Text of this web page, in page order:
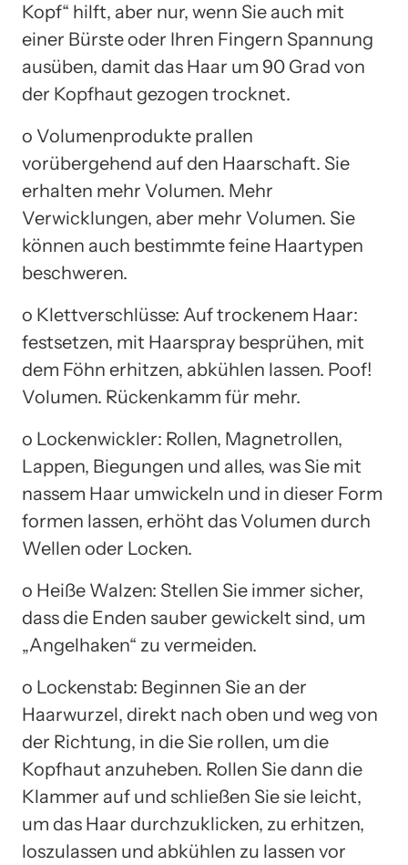
Kopf“ hilft, aber nur, wenn Sie auch mit
einer Bürste oder Ihren Fingern Spannung
ausüben, damit das Haar um 90 Grad von
der Kopfhaut gezogen trocknet.
o Volumenprodukte prallen
vorübergehend auf den Haarschaft. Sie
erhalten mehr Volumen. Mehr
Verwicklungen, aber mehr Volumen. Sie
können auch bestimmte feine Haartypen
beschweren.
o Klettverschlüsse: Auf trockenem Haar:
festsetzen, mit Haarspray besprühen, mit
dem Föhn erhitzen, abkühlen lassen. Poof!
Volumen. Rückenkamm für mehr.
o Lockenwickler: Rollen, Magnetrollen,
Lappen, Biegungen und alles, was Sie mit
nassem Haar umwickeln und in dieser Form
formen lassen, erhöht das Volumen durch
Wellen oder Locken.
o Heiße Walzen: Stellen Sie immer sicher,
dass die Enden sauber gewickelt sind, um
„Angelhaken“ zu vermeiden.
o Lockenstab: Beginnen Sie an der
Haarwurzel, direkt nach oben und weg von
der Richtung, in die Sie rollen, um die
Kopfhaut anzuheben. Rollen Sie dann die
Klammer auf und schließen Sie sie leicht,
um das Haar durchzuklicken, zu erhitzen,
loszulassen und abkühlen zu lassen vor